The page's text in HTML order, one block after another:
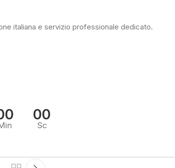
italiana e servizio professionale dedicato.
00
Sc